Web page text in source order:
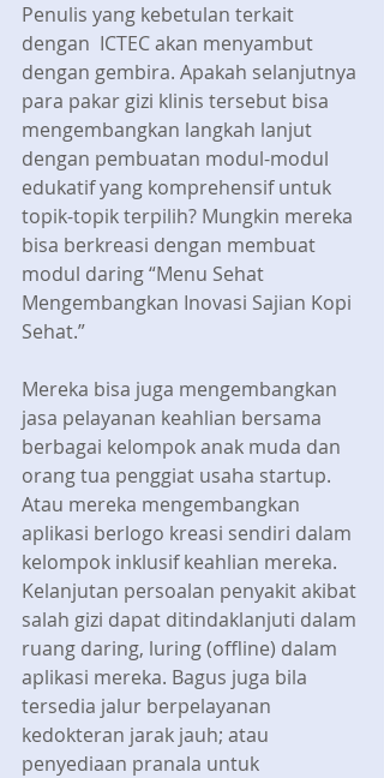
Penulis yang kebetulan terkait
dengan  ICTEC akan menyambut
dengan gembira. Apakah selanjutnya
para pakar gizi klinis tersebut bisa
mengembangkan langkah lanjut
dengan pembuatan modul-modul
edukatif yang komprehensif untuk
topik-topik terpilih? Mungkin mereka
bisa berkreasi dengan membuat
modul daring “Menu Sehat
Mengembangkan Inovasi Sajian Kopi
Sehat.”
Mereka bisa juga mengembangkan
jasa pelayanan keahlian bersama
berbagai kelompok anak muda dan
orang tua penggiat usaha startup.
Atau mereka mengembangkan
aplikasi berlogo kreasi sendiri dalam
kelompok inklusif keahlian mereka.
Kelanjutan persoalan penyakit akibat
salah gizi dapat ditindaklanjuti dalam
ruang daring, luring (offline) dalam
aplikasi mereka. Bagus juga bila
tersedia jalur berpelayanan
kedokteran jarak jauh; atau
penyediaan pranala untuk